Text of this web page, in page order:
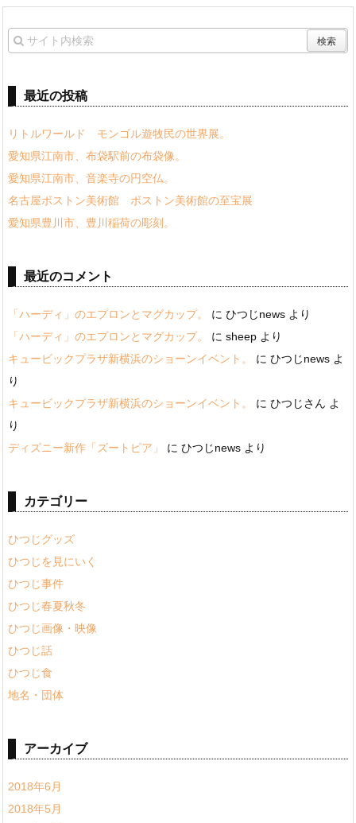
最近の投稿
リトルワールド モンゴル遊牧民の世界展。
愛知県江南市、布袋駅前の布袋像。
愛知県江南市、音楽寺の円空仏。
名古屋ボストン美術館 ボストン美術館の至宝展
愛知県豊川市、豊川稲荷の彫刻。
最近のコメント
「ハーディ」のエプロンとマグカップ。 に ひつじnews より
「ハーディ」のエプロンとマグカップ。
に sheep より
キュービックプラザ新横浜のショーンイベント。
に ひつじnews よ
り
キュービックプラザ新横浜のショーンイベント。
に ひつじさん よ
り
ディズニー新作「ズートピア」
に ひつじnews より
カテゴリー
ひつじグッズ
ひつじを見にいく
ひつじ事件
ひつじ春夏秋冬
ひつじ画像・映像
ひつじ話
ひつじ食
地名・団体
アーカイブ
2018年6月
2018年5月